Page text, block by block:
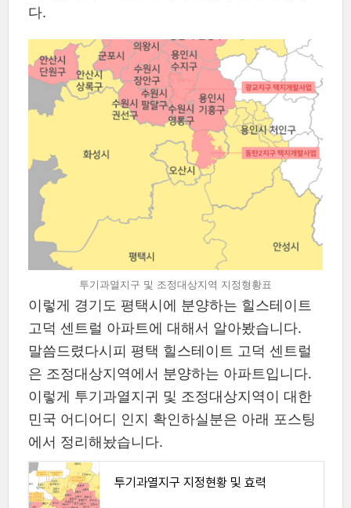
다.
투기과열지구 및 조정대상지역 지정형황표
이렇게 경기도 평택시에 분양하는 힐스테이트
고덕 센트럴 아파트에 대해서 알아봤습니다.
말씀드렸다시피 평택 힐스테이트 고덕 센트럴
은 조정대상지역에서 분양하는 아파트입니다.
이렇게 투기과열지귀 및 조정대상지역이 대한
민국 어디어디 인지 확인하실분은 아래 포스팅
에서 정리해놨습니다.
투기과열지구 지정현황 및 효력